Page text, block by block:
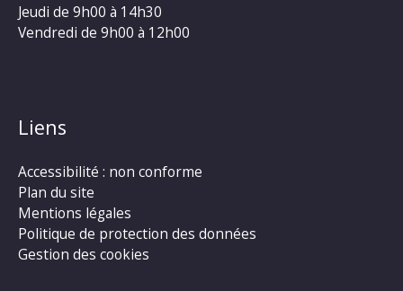
Jeudi de 9h00 à 14h30
Vendredi de 9h00 à 12h00
Liens
Accessibilité : non conforme
Plan du site
Mentions légales
Politique de protection des données
Gestion des cookies